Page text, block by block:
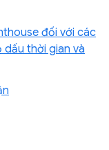
đối với các
dấu thời gian và